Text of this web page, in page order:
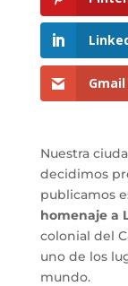
Gmail
Nuestra
decidimos
publicamos
homenaje a
colonial del
uno de los
mundo.